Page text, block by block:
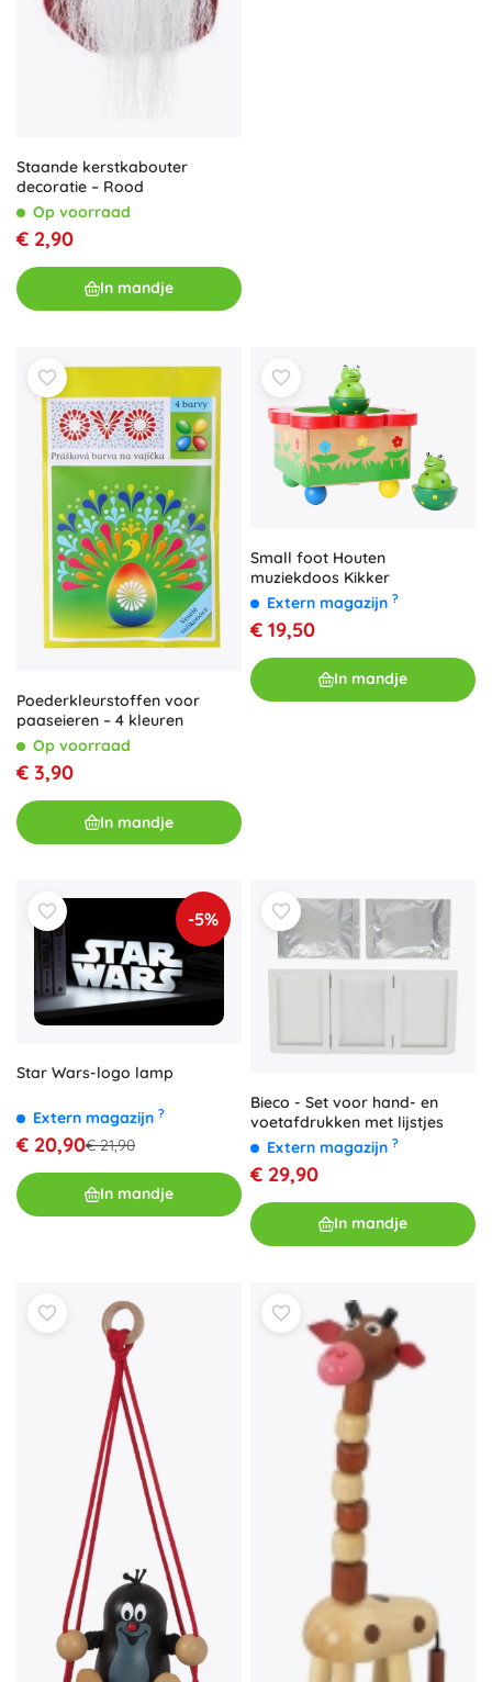
Staande kerstkabouter
decoratie – Rood
Op voorraad
€ 2,90
In mandje
Poederkleurstoffen voor
paaseieren – 4 kleuren
Op voorraad
€ 3,90
In mandje
Small foot Houten
muziekdoos Kikker
Extern magazijn ?
€ 19,50
In mandje
-5%
Star Wars-logo lamp
Extern magazijn ?
€ 20,90€ 21,90
In mandje
Bieco - Set voor hand- en
voetafdrukken met lijstjes
Extern magazijn ?
€ 29,90
In mandje